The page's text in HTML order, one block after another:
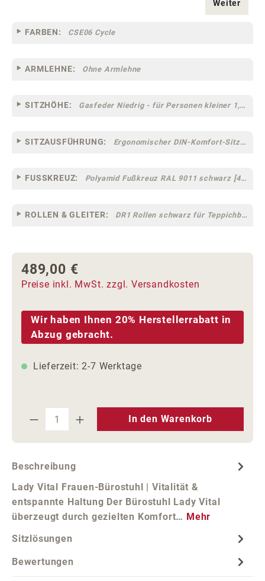
Weiter
FARBEN: CSE06 Cycle
ARMLEHNE: Ohne Armlehne
SITZHÖHE: Gasfeder Niedrig - für Personen kleiner 1,60 m
SITZAUSFÜHRUNG: Ergonomischer DIN-Komfort-Sitz [75]
FUSSKREUZ: Polyamid Fußkreuz RAL 9011 schwarz [44]
ROLLEN & GLEITER: DR1 Rollen schwarz für Teppichböden [10]
Regulärer Preis:
489,00 €
Preise inkl. MwSt. zzgl. Versandkosten
Wir haben Ihnen 20% Herstellerrabatt in
Abzug gebracht.
Lieferzeit: 2-7 Werktage
Produkt Anzahl: Gib den
In den Warenkorb
Beschreibung
Lady Vital Frauen-Bürostuhl | Vitalität &
entspannte Haltung Der Bürostuhl Lady Vital
überzeugt durch gezielten Komfort… Mehr
Sitzlösungen
Bewertungen